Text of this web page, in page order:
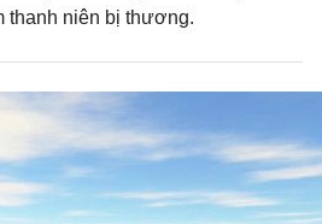
thanh niên bị thương.